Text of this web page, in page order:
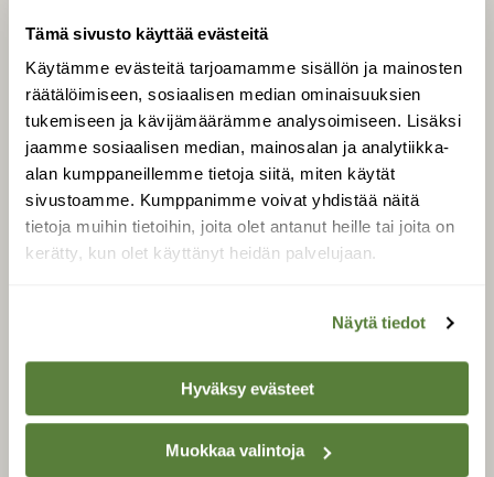
Tämä sivusto käyttää evästeitä
Käytämme evästeitä tarjoamamme sisällön ja mainosten
räätälöimiseen, sosiaalisen median ominaisuuksien
tukemiseen ja kävijämäärämme analysoimiseen. Lisäksi
jaamme sosiaalisen median, mainosalan ja analytiikka-
alan kumppaneillemme tietoja siitä, miten käytät
sivustoamme. Kumppanimme voivat yhdistää näitä
tietoja muihin tietoihin, joita olet antanut heille tai joita on
kerätty, kun olet käyttänyt heidän palvelujaan.
Näytä tiedot
Hyväksy evästeet
Muokkaa valintoja
Tilaa digilukuoikeus
Äänestä parasta juttua
Tilaa uutiskirje
SUOMEN LUONNON­
SUOJELU­LIITTO
Suomen Luonto -lehden
luonnonsuojelu­liitto.